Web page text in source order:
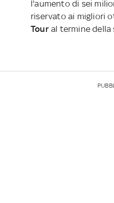
l'aumento di sei
riservato ai migliori
Tour al termine della